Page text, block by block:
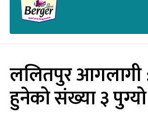
ललितपुर आगलागी
हुनेको संख्या ३ पुग्यो